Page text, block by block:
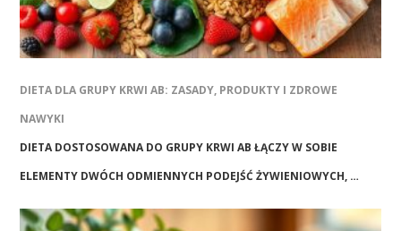
DIETA DLA GRUPY KRWI AB: ZASADY, PRODUKTY I ZDROWE
NAWYKI
DIETA DOSTOSOWANA DO GRUPY KRWI AB ŁĄCZY W SOBIE
ELEMENTY DWÓCH ODMIENNYCH PODEJŚĆ ŻYWIENIOWYCH, …